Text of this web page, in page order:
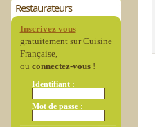
Restaurateurs
Inscrivez vous
gratuitement sur Cuisine
Française,
ou connectez-vous!
Identifiant :
Mot de passe :